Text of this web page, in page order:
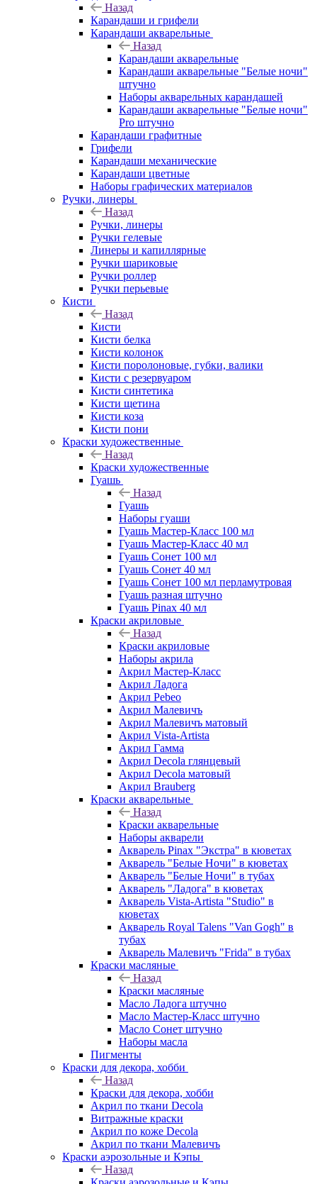
Назад
Карандаши и грифели
Карандаши акварельные
Назад
Карандаши акварельные
Карандаши акварельные "Белые ночи"
штучно
Наборы акварельных карандашей
Карандаши акварельные "Белые ночи"
Pro штучно
Карандаши графитные
Грифели
Карандаши механические
Карандаши цветные
Наборы графических материалов
Ручки, линеры
Назад
Ручки, линеры
Ручки гелевые
Линеры и капиллярные
Ручки шариковые
Ручки роллер
Ручки перьевые
Кисти
Назад
Кисти
Кисти белка
Кисти колонок
Кисти поролоновые, губки, валики
Кисти с резервуаром
Кисти синтетика
Кисти щетина
Кисти коза
Кисти пони
Краски художественные
Назад
Краски художественные
Гуашь
Назад
Гуашь
Наборы гуаши
Гуашь Мастер-Класс 100 мл
Гуашь Мастер-Класс 40 мл
Гуашь Сонет 100 мл
Гуашь Сонет 40 мл
Гуашь Сонет 100 мл перламутровая
Гуашь разная штучно
Гуашь Pinax 40 мл
Краски акриловые
Назад
Краски акриловые
Наборы акрила
Акрил Мастер-Класс
Акрил Ладога
Акрил Pebeo
Акрил Малевичъ
Акрил Малевичъ матовый
Акрил Vista-Artista
Акрил Гамма
Акрил Decola глянцевый
Акрил Decola матовый
Акрил Brauberg
Краски акварельные
Назад
Краски акварельные
Наборы акварели
Акварель Pinax "Экстра" в кюветах
Акварель "Белые Ночи" в кюветах
Акварель "Белые Ночи" в тубах
Акварель "Ладога" в кюветах
Акварель Vista-Artista "Studio" в
кюветах
Акварель Royal Talens "Van Gogh" в
тубах
Акварель Малевичъ "Frida" в тубах
Краски масляные
Назад
Краски масляные
Масло Ладога штучно
Масло Мастер-Класс штучно
Масло Сонет штучно
Наборы масла
Пигменты
Краски для декора, хобби
Назад
Краски для декора, хобби
Акрил по ткани Decola
Витражные краски
Акрил по коже Decola
Акрил по ткани Малевичъ
Краски аэрозольные и Кэпы
Назад